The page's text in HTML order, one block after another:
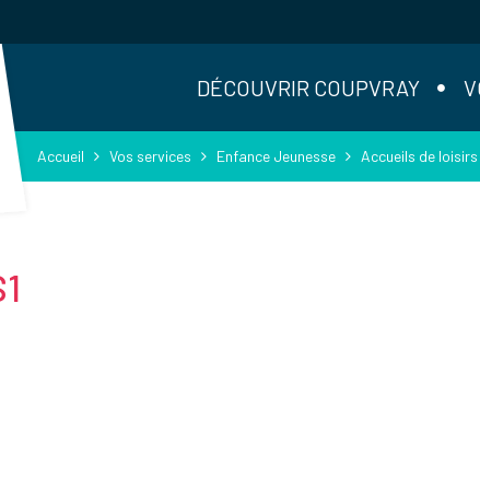
DÉCOUVRIR COUPVRAY
Accueil Vos services Enfance Jeunesse Accueils de loisirs